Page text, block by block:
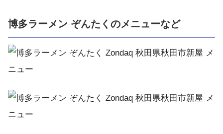
博多ラーメン ぞんたくのメニューなど